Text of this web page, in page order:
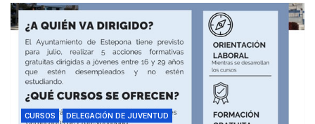
CURSOS
DELEGACIÓN DE JUVENTUD